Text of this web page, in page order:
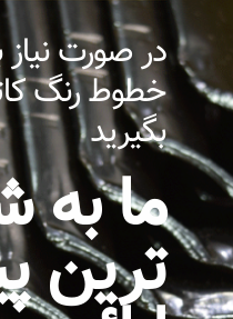
دهید
در صورت
خطوط رنگ
بگیرید
ما
ترین